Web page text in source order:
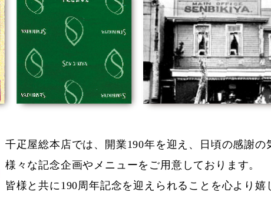
千疋屋総本店では、開業190年を迎え、日頃の感謝の
様々な記念企画やメニューをご用意しております。
皆様と共に190周年記念を迎えられることを心より嬉